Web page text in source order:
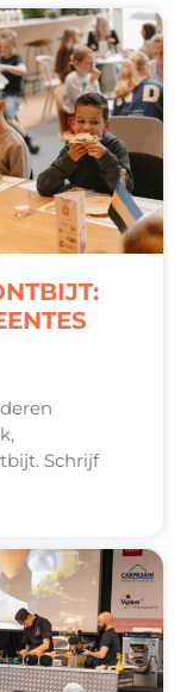
Schrijf